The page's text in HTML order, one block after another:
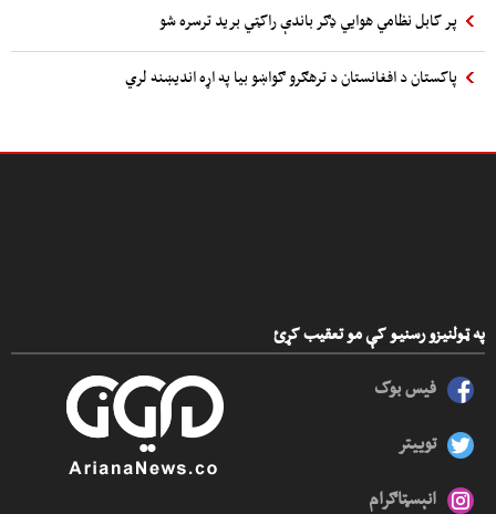
پر کابل نظامي هوایي ډګر باندې راکټي برید ترسره شو
پاکستان د افغانستان د ترهګرو ګواښو بیا په اړه اندیښنه لري
په ټولنیزو رسنیو کې مو تعقیب کړئ
فیس بوک
توییتر
انېسټاګرام